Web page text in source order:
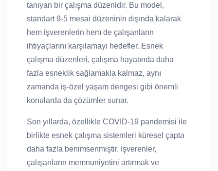
tanıyan bir çalışma düzenidir. Bu model,
standart 9-5 mesai düzeninin dışında kalarak
hem işverenlerin hem de çalışanların
ihtiyaçlarını karşılamayı hedefler. Esnek
çalışma düzenleri, çalışma hayatında daha
fazla esneklik sağlamakla kalmaz, aynı
zamanda iş-özel yaşam dengesi gibi önemli
konularda da çözümler sunar.
Son yıllarda, özellikle COVID-19 pandemisi ile
birlikte esnek çalışma sistemleri küresel çapta
daha fazla benimsenmiştir. İşverenler,
çalışanların memnuniyetini artırmak ve